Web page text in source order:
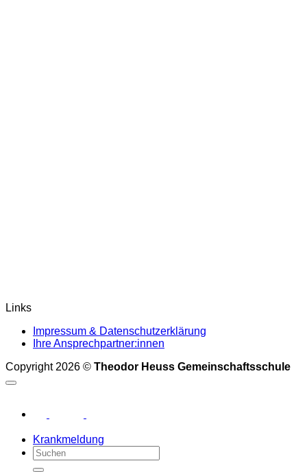
Links
Impressum & Datenschutzerklärung
Ihre Ansprechpartner:innen
Copyright 2026 © Theodor Heuss Gemeinschaftsschule
Krankmeldung